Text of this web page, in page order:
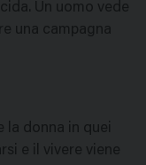
Un uomo vede
una campagna
la donna in quei
e il vivere viene